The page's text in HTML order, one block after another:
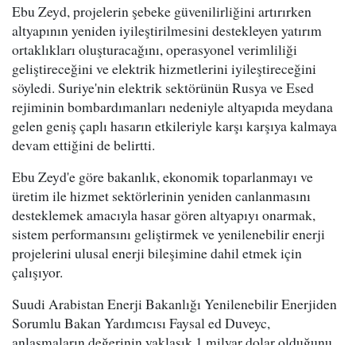
Ebu Zeyd, projelerin şebeke güvenilirliğini artırırken
altyapının yeniden iyileştirilmesini destekleyen yatırım
ortaklıkları oluşturacağını, operasyonel verimliliği
geliştireceğini ve elektrik hizmetlerini iyileştireceğini
söyledi. Suriye'nin elektrik sektörünün Rusya ve Esed
rejiminin bombardımanları nedeniyle altyapıda meydana
gelen geniş çaplı hasarın etkileriyle karşı karşıya kalmaya
devam ettiğini de belirtti.
Ebu Zeyd'e göre bakanlık, ekonomik toparlanmayı ve
üretim ile hizmet sektörlerinin yeniden canlanmasını
desteklemek amacıyla hasar gören altyapıyı onarmak,
sistem performansını geliştirmek ve yenilenebilir enerji
projelerini ulusal enerji bileşimine dahil etmek için
çalışıyor.
Suudi Arabistan Enerji Bakanlığı Yenilenebilir Enerjiden
Sorumlu Bakan Yardımcısı Faysal ed Duveyc,